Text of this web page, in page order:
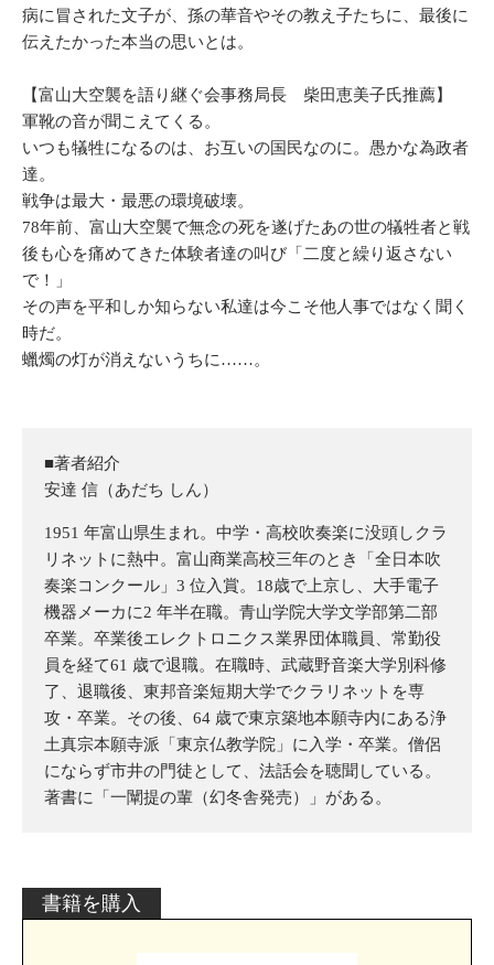
病に冒された文子が、孫の華音やその教え子たちに、最後に
伝えたかった本当の思いとは。
【富山大空襲を語り継ぐ会事務局長 柴田恵美子氏推薦】
軍靴の音が聞こえてくる。
いつも犠牲になるのは、お互いの国民なのに。愚かな為政者
達。
戦争は最大・最悪の環境破壊。
78年前、富山大空襲で無念の死を遂げたあの世の犠牲者と戦
後も心を痛めてきた体験者達の叫び「二度と繰り返さない
で！」
その声を平和しか知らない私達は今こそ他人事ではなく聞く
時だ。
蠟燭の灯が消えないうちに……。
■著者紹介
安達 信（あだち しん）
1951 年富山県生まれ。中学・高校吹奏楽に没頭しクラ
リネットに熱中。富山商業高校三年のとき「全日本吹
奏楽コンクール」3 位入賞。18歳で上京し、大手電子
機器メーカに2 年半在職。青山学院大学文学部第二部
卒業。卒業後エレクトロニクス業界団体職員、常勤役
員を経て61 歳で退職。在職時、武蔵野音楽大学別科修
了、退職後、東邦音楽短期大学でクラリネットを専
攻・卒業。その後、64 歳で東京築地本願寺内にある浄
土真宗本願寺派「東京仏教学院」に入学・卒業。僧侶
にならず市井の門徒として、法話会を聴聞している。
著書に「一闡提の輩（幻冬舎発売）」がある。
書籍を購入